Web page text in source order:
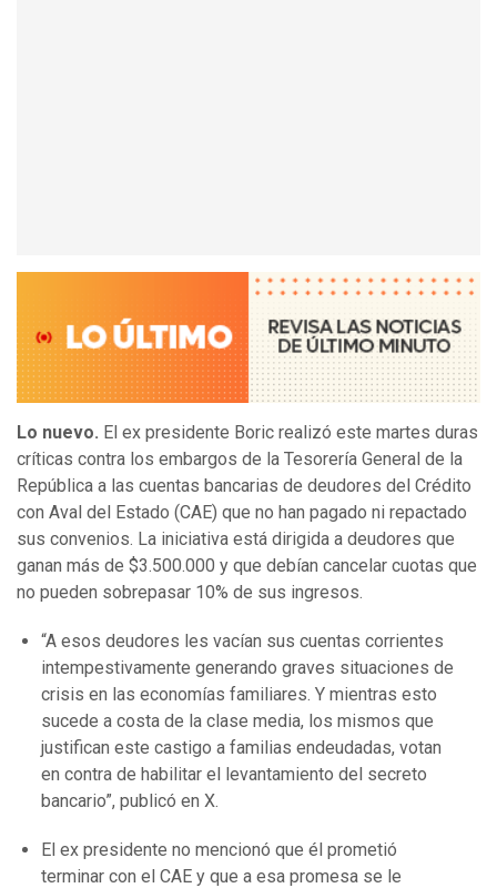
Lo nuevo. El ex presidente Boric realizó este martes duras
críticas contra los embargos de la Tesorería General de la
República a las cuentas bancarias de deudores del Crédito
con Aval del Estado (CAE) que no han pagado ni repactado
sus convenios. La iniciativa está dirigida a deudores que
ganan más de $3.500.000 y que debían cancelar cuotas que
no pueden sobrepasar 10% de sus ingresos.
⁠“A esos deudores les vacían sus cuentas corrientes
intempestivamente generando graves situaciones de
crisis en las economías familiares. Y mientras esto
sucede a costa de la clase media, los mismos que
justifican este castigo a familias endeudadas, votan
en contra de habilitar el levantamiento del secreto
bancario”, publicó en X.
El ex presidente no mencionó que él prometió
terminar con el CAE y que a esa promesa se le